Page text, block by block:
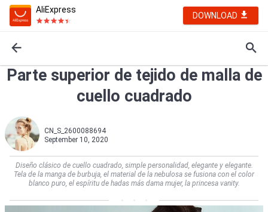
AliExpress
DOWNLOAD
Parte superior de tejido de malla de
cuello cuadrado
CN_S_2600088694
September 10, 2020
Diseño clásico de cuello cuadrado, simple personalidad, elegante y elegante.
Tela de la manga de burbuja, el material de la nebulosa se fusiona con el color
blanco puro, el espíritu de hadas más dama mujer, la princesa vanity.